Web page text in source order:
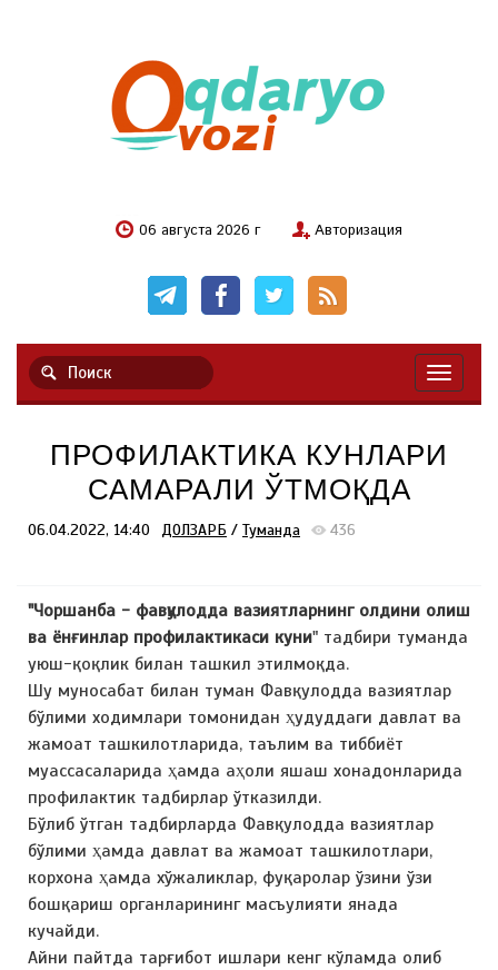
06 августа 2026 г Авторизация
ПРОФИЛАКТИКА КУНЛАРИ
САМАРАЛИ ЎТМОҚДА
06.04.2022, 14:40 ДОЛЗАРБ / Туманда 436
"Чоршанба - фавқулодда вазиятларнинг олдини олиш
ва ёнғинлар профилактикаси куни" тадбири туманда
уюш-қоқлик билан ташкил этилмоқда.
Шу муносабат билан туман Фавқулодда вазиятлар
бўлими ходимлари томонидан ҳудуддаги давлат ва
жамоат ташкилотларида, таълим ва тиббиёт
муассасаларида ҳамда аҳоли яшаш хонадонларида
профилактик тадбирлар ўтказилди.
Бўлиб ўтган тадбирларда Фавқулодда вазиятлар
бўлими ҳамда давлат ва жамоат ташкилотлари,
корхона ҳамда хўжаликлар, фуқаролар ўзини ўзи
бошқариш органларининг масъулияти янада
кучайди.
Айни пайтда тарғибот ишлари кенг кўламда олиб